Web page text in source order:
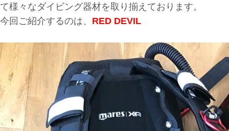
て様々なダイビング器材を取り揃えております。
今回ご紹介するのは、 RED DEVIL